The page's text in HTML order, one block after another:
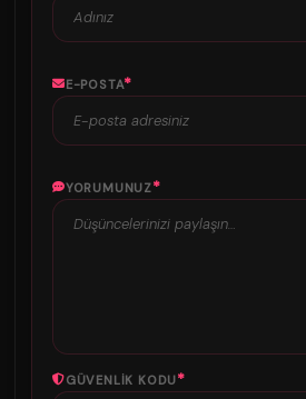
E-POSTA*
YORUMUNUZ*
GÜVENLIK KODU*